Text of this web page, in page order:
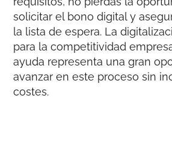
solicitar el bono digital y
la lista de espera. La
para la competitividad
ayuda representa una gran
avanzar en este proceso sin
costes.